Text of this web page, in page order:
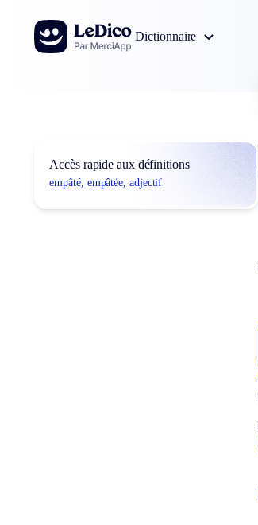
Aller au contenu
Dictionnaire
Accès rapide aux définitions
empâté, empâtée, adjectif